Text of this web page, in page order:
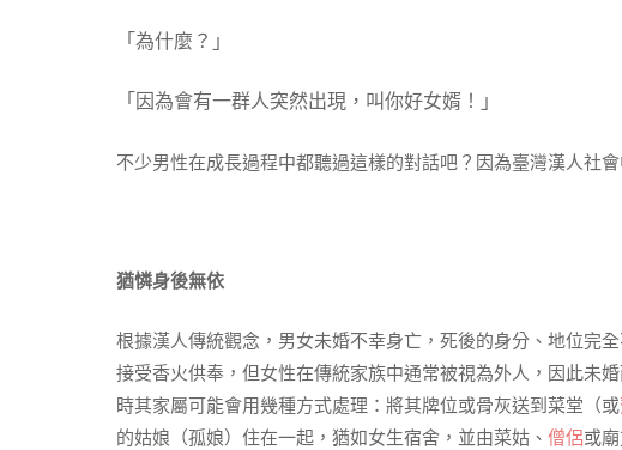
「為什麼？」
「因為會有一群人突然出現，叫你好女婿！」
不少男性在成長過程中都聽過這樣的對話吧？因為臺灣漢人社
猶憐身後無依
根據漢人傳統觀念，男女未婚不幸身亡，死後的身分、地位完
接受香火供奉，但女性在傳統家族中通常被視為外人，因此未
時其家屬可能會用幾種方式處理：將其牌位或骨灰送到菜堂（或
的姑娘（孤娘）住在一起，猶如女生宿舍，並由菜姑、 僧侶或